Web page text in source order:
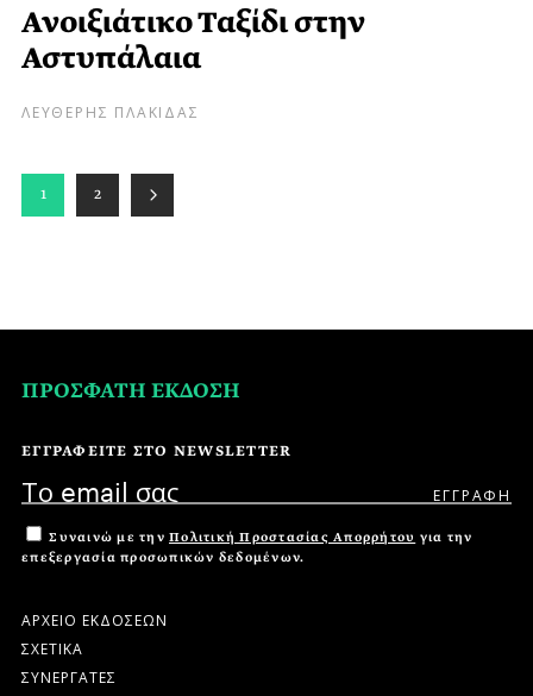
Ανοιξιάτικο Ταξίδι στην
Αστυπάλαια
ΛΕΥΘΕΡΗΣ ΠΛΑΚΙΔΑΣ
1 2
ΠΡΟΣΦΑΤΗ ΕΚΔΟΣΗ
ΕΓΓΡΑΦΕΙΤΕ ΣΤΟ NEWSLETTER
Συναινώ με την Πολιτική Προστασίας Απορρήτου για την
επεξεργασία προσωπικών δεδομένων.
ΑΡΧΕΙΟ ΕΚΔΟΣΕΩΝ
ΣΧΕΤΙΚΑ
ΣΥΝΕΡΓΑΤΕΣ